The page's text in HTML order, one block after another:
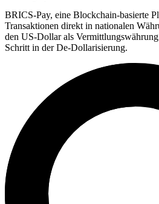
BRICS-Pay, eine Blockchain-basierte
Transaktionen direkt in nationalen
den US-Dollar als
Schritt in der De-Dollarisierung.